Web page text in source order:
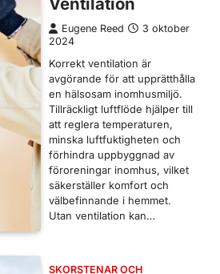
Eugene Reed
3 oktober
2024
Korrekt ventilation är
avgörande för att upprätthålla
en hälsosam inomhusmiljö.
Tillräckligt luftflöde hjälper till
att reglera temperaturen,
minska luftfuktigheten och
förhindra uppbyggnad av
föroreningar inomhus, vilket
säkerställer komfort och
välbefinnande i hemmet.
Utan ventilation kan…
SKORSTENAR OCH